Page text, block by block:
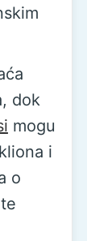
dok
mogu
i
o